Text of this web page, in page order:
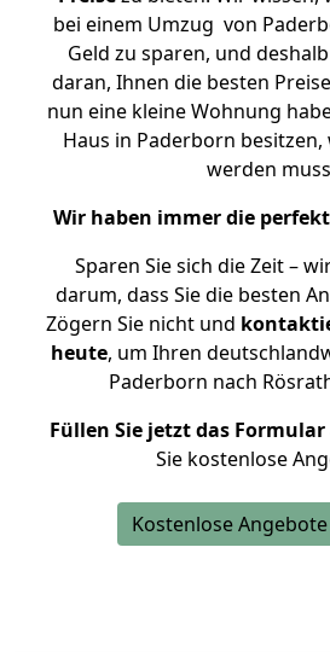
bei einem Umzug von
Geld zu sparen, und
daran, Ihnen die besten
nun eine kleine Wohnung
Haus in Paderborn
werden
Wir haben immer die
Sparen Sie sich die Zeit –
darum, dass Sie die besten
Zögern Sie nicht und
heute, um Ihren
Paderborn nach
Füllen Sie jetzt das Formular
Sie kostenlose
Kostenlose